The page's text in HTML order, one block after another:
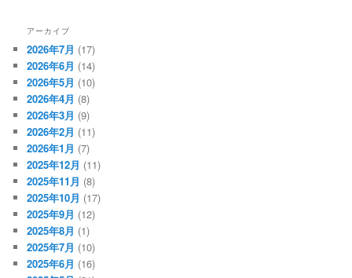
アーカイブ
2026年7月 (17)
2026年6月 (14)
2026年5月 (10)
2026年4月 (8)
2026年3月 (9)
2026年2月 (11)
2026年1月 (7)
2025年12月 (11)
2025年11月 (8)
2025年10月 (17)
2025年9月 (12)
2025年8月 (1)
2025年7月 (10)
2025年6月 (16)